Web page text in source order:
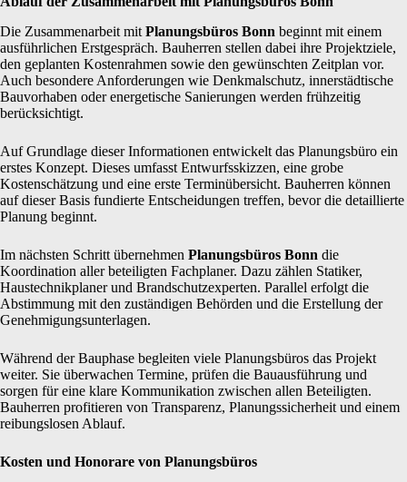
Die Zusammenarbeit mit Planungsbüros Bonn beginnt mit einem
ausführlichen Erstgespräch. Bauherren stellen dabei ihre Projektziele,
den geplanten Kostenrahmen sowie den gewünschten Zeitplan vor.
Auch besondere Anforderungen wie Denkmalschutz, innerstädtische
Bauvorhaben oder energetische Sanierungen werden frühzeitig
berücksichtigt.
Auf Grundlage dieser Informationen entwickelt das Planungsbüro ein
erstes Konzept. Dieses umfasst Entwurfsskizzen, eine grobe
Kostenschätzung und eine erste Terminübersicht. Bauherren können
auf dieser Basis fundierte Entscheidungen treffen, bevor die detaillierte
Planung beginnt.
Im nächsten Schritt übernehmen Planungsbüros Bonn die
Koordination aller beteiligten Fachplaner. Dazu zählen Statiker,
Haustechnikplaner und Brandschutzexperten. Parallel erfolgt die
Abstimmung mit den zuständigen Behörden und die Erstellung der
Genehmigungsunterlagen.
Während der Bauphase begleiten viele Planungsbüros das Projekt
weiter. Sie überwachen Termine, prüfen die Bauausführung und
sorgen für eine klare Kommunikation zwischen allen Beteiligten.
Bauherren profitieren von Transparenz, Planungssicherheit und einem
reibungslosen Ablauf.
Kosten und Honorare von Planungsbüros